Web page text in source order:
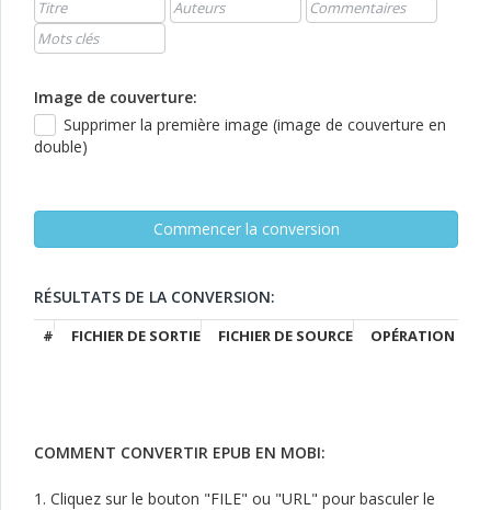
Image de couverture:
Supprimer la première image (image de couverture en
double)
RÉSULTATS DE LA CONVERSION:
# FICHIER DE SORTIE FICHIER DE SOURCE OPÉRATION
COMMENT CONVERTIR EPUB EN MOBI:
1. Cliquez sur le bouton "FILE" ou "URL" pour basculer le